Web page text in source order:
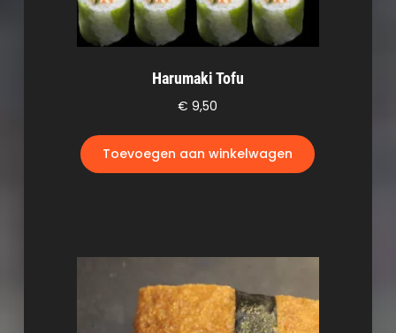
Harumaki Tofu
€ 9,50
Toevoegen aan winkelwagen